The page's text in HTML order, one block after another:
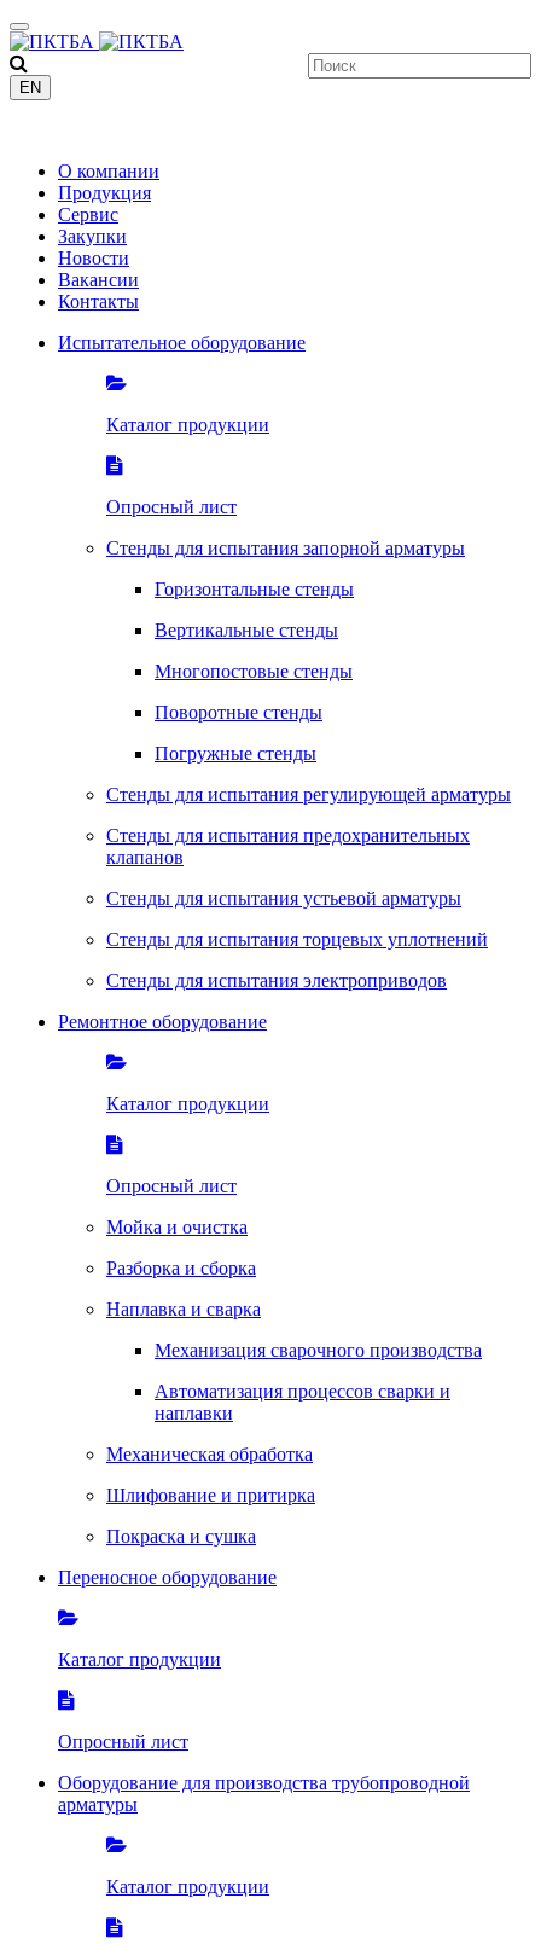
EN
О компании
Продукция
Сервис
Закупки
Новости
Вакансии
Контакты
Испытательное оборудование
Каталог продукции
Опросный лист
Стенды для испытания запорной арматуры
Горизонтальные стенды
Вертикальные стенды
Многопостовые стенды
Поворотные стенды
Погружные стенды
Стенды для испытания регулирующей арматуры
Стенды для испытания предохранительных
клапанов
Стенды для испытания устьевой арматуры
Стенды для испытания торцевых уплотнений
Стенды для испытания электроприводов
Ремонтное оборудование
Каталог продукции
Опросный лист
Мойка и очистка
Разборка и сборка
Наплавка и сварка
Механизация сварочного производства
Автоматизация процессов сварки и
наплавки
Механическая обработка
Шлифование и притирка
Покраска и сушка
Переносное оборудование
Каталог продукции
Опросный лист
Оборудование для производства трубопроводной
арматуры
Каталог продукции